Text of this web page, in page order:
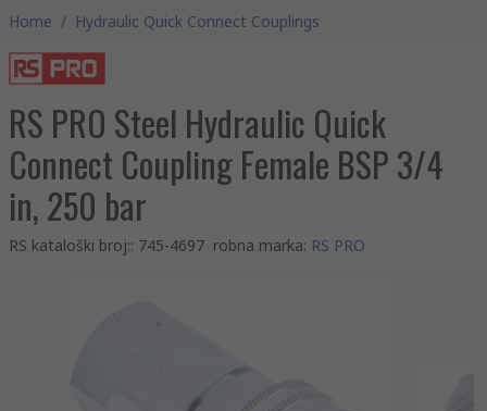
Home / Hydraulic Quick Connect Couplings
RS PRO Steel Hydraulic Quick
Connect Coupling Female BSP 3/4
in, 250 bar
RS kataloški broj:: 745-4697 robna marka: RS PRO